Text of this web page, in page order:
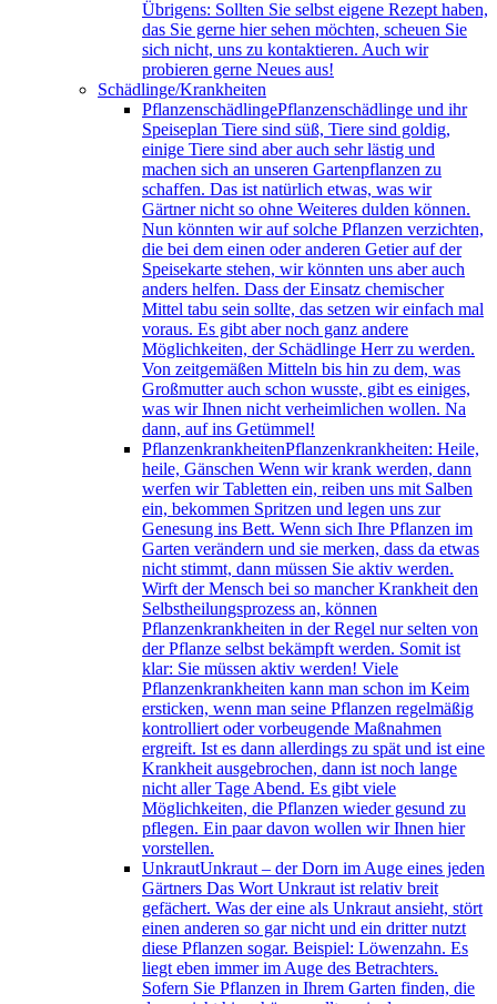
Übrigens: Sollten Sie selbst eigene Rezept haben,
das Sie gerne hier sehen möchten, scheuen Sie
sich nicht, uns zu kontaktieren. Auch wir
probieren gerne Neues aus!
Schädlinge/Krankheiten
PflanzenschädlingePflanzenschädlinge und ihr
Speiseplan Tiere sind süß, Tiere sind goldig,
einige Tiere sind aber auch sehr lästig und
machen sich an unseren Gartenpflanzen zu
schaffen. Das ist natürlich etwas, was wir
Gärtner nicht so ohne Weiteres dulden können.
Nun könnten wir auf solche Pflanzen verzichten,
die bei dem einen oder anderen Getier auf der
Speisekarte stehen, wir könnten uns aber auch
anders helfen. Dass der Einsatz chemischer
Mittel tabu sein sollte, das setzen wir einfach mal
voraus. Es gibt aber noch ganz andere
Möglichkeiten, der Schädlinge Herr zu werden.
Von zeitgemäßen Mitteln bis hin zu dem, was
Großmutter auch schon wusste, gibt es einiges,
was wir Ihnen nicht verheimlichen wollen. Na
dann, auf ins Getümmel!
PflanzenkrankheitenPflanzenkrankheiten: Heile,
heile, Gänschen Wenn wir krank werden, dann
werfen wir Tabletten ein, reiben uns mit Salben
ein, bekommen Spritzen und legen uns zur
Genesung ins Bett. Wenn sich Ihre Pflanzen im
Garten verändern und sie merken, dass da etwas
nicht stimmt, dann müssen Sie aktiv werden.
Wirft der Mensch bei so mancher Krankheit den
Selbstheilungsprozess an, können
Pflanzenkrankheiten in der Regel nur selten von
der Pflanze selbst bekämpft werden. Somit ist
klar: Sie müssen aktiv werden! Viele
Pflanzenkrankheiten kann man schon im Keim
ersticken, wenn man seine Pflanzen regelmäßig
kontrolliert oder vorbeugende Maßnahmen
ergreift. Ist es dann allerdings zu spät und ist eine
Krankheit ausgebrochen, dann ist noch lange
nicht aller Tage Abend. Es gibt viele
Möglichkeiten, die Pflanzen wieder gesund zu
pflegen. Ein paar davon wollen wir Ihnen hier
vorstellen.
UnkrautUnkraut – der Dorn im Auge eines jeden
Gärtners Das Wort Unkraut ist relativ breit
gefächert. Was der eine als Unkraut ansieht, stört
einen anderen so gar nicht und ein dritter nutzt
diese Pflanzen sogar. Beispiel: Löwenzahn. Es
liegt eben immer im Auge des Betrachters.
Sofern Sie Pflanzen in Ihrem Garten finden, die